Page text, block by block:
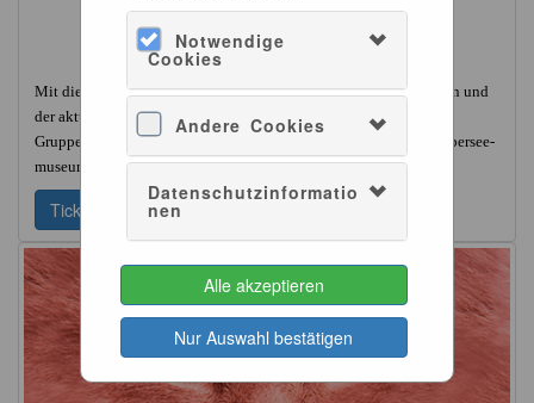
Notwendige
Cookies
Andere Cookies
Datenschutzinformatio
nen
Alle akzeptieren
Nur Auswahl bestätigen
Übersee-Museum Ticket
Mit diesem Ticket erhalten Sie Eintritt zu den Dauerausstellungen und
der aktuellen Sonderausstellung.
Gruppen und Schulklassen wenden sich bitte an anmeldung@uebersee-
museum.de.
Tickets >